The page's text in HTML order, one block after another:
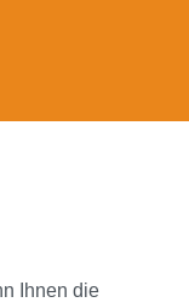
Ihnen die